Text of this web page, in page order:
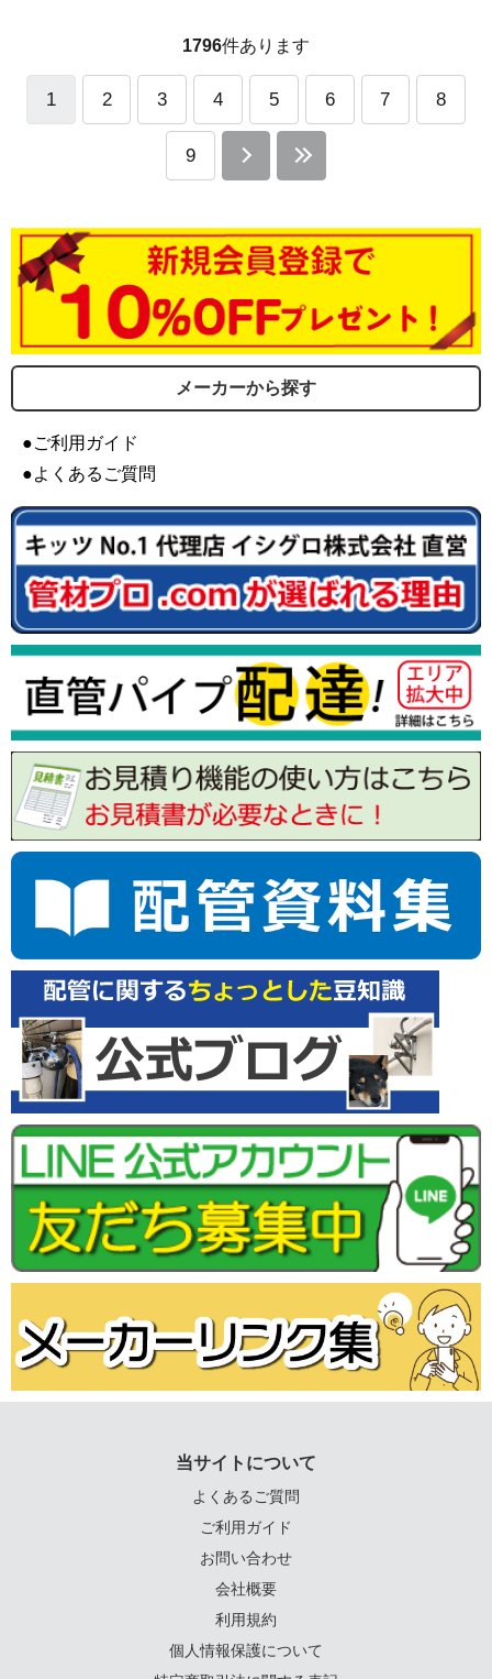
1796件あります
1 2 3 4 5 6 7 8
9
メーカーから探す
●ご利用ガイド
●よくあるご質問
当サイトについて
よくあるご質問
ご利用ガイド
お問い合わせ
会社概要
利用規約
個人情報保護について